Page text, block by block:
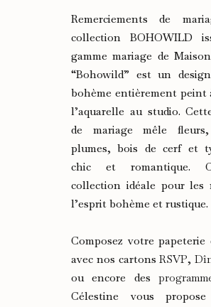
Remerciements de
collection BOHOWILD
gamme mariage de
“Bohowild” est un
bohème entièrement peint
l’aquarelle au studio.
de mariage mêle
plumes, bois de cerf et
chic et romantique.
collection idéale pour les
l’esprit bohème et rustique.
Composez votre papeterie
avec nos cartonsRSVP,
ou encore des
Célestine vous